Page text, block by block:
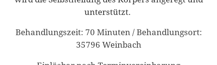
unterstützt.
Behandlungszeit: 70 Minuten / Behandlungsort:
35796 Weinbach